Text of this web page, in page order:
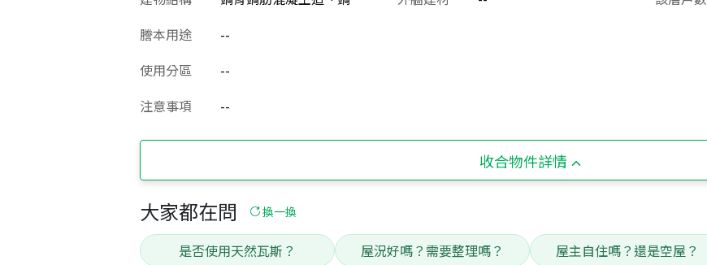
謄本用途
--
使用分區
--
注意事項
--
收合物件詳情
大家都在問 換一換
是否使用天然瓦斯？ 屋況好嗎？需要整理嗎？ 屋主自住嗎？還是空屋？